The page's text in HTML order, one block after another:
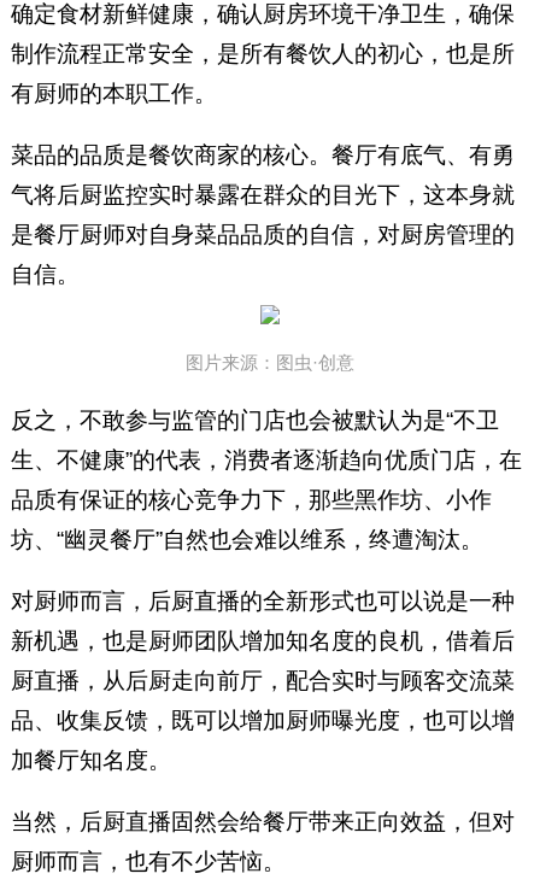
确定食材新鲜健康，确认厨房环境干净卫生，确保
制作流程正常安全，是所有餐饮人的初心，也是所
有厨师的本职工作。
菜品的品质是餐饮商家的核心。餐厅有底气、有勇
气将后厨监控实时暴露在群众的目光下，这本身就
是餐厅厨师对自身菜品品质的自信，对厨房管理的
自信。
图片来源：图虫·创意
反之，不敢参与监管的门店也会被默认为是“不卫
生、不健康”的代表，消费者逐渐趋向优质门店，在
品质有保证的核心竞争力下，那些黑作坊、小作
坊、“幽灵餐厅”自然也会难以维系，终遭淘汰。
对厨师而言，后厨直播的全新形式也可以说是一种
新机遇，也是厨师团队增加知名度的良机，借着后
厨直播，从后厨走向前厅，配合实时与顾客交流菜
品、收集反馈，既可以增加厨师曝光度，也可以增
加餐厅知名度。
当然，后厨直播固然会给餐厅带来正向效益，但对
厨师而言，也有不少苦恼。